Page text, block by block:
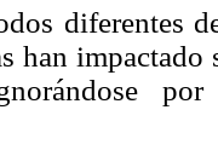
diferentes
han